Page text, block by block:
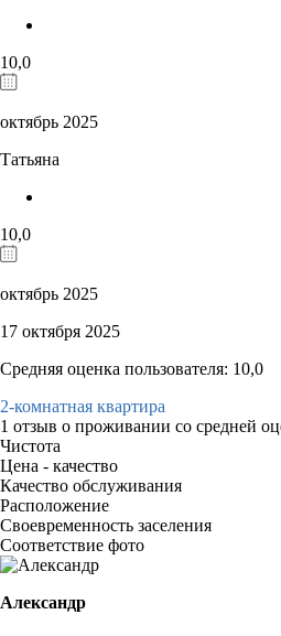
10,0
октябрь 2025
Татьяна
10,0
октябрь 2025
17 октября 2025
Средняя оценка пользователя: 10,0
2-комнатная квартира
1 отзыв о проживании со средней
Чистота
Цена - качество
Качество обслуживания
Расположение
Своевременность заселения
Соответствие фото
Александр